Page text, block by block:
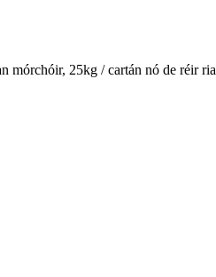
mórchóir, 25kg / cartán nó de réir